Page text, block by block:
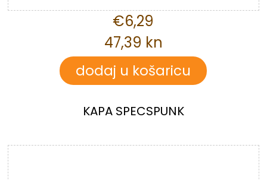
€6,29
47,39 kn
KAPA SPECSPUNK